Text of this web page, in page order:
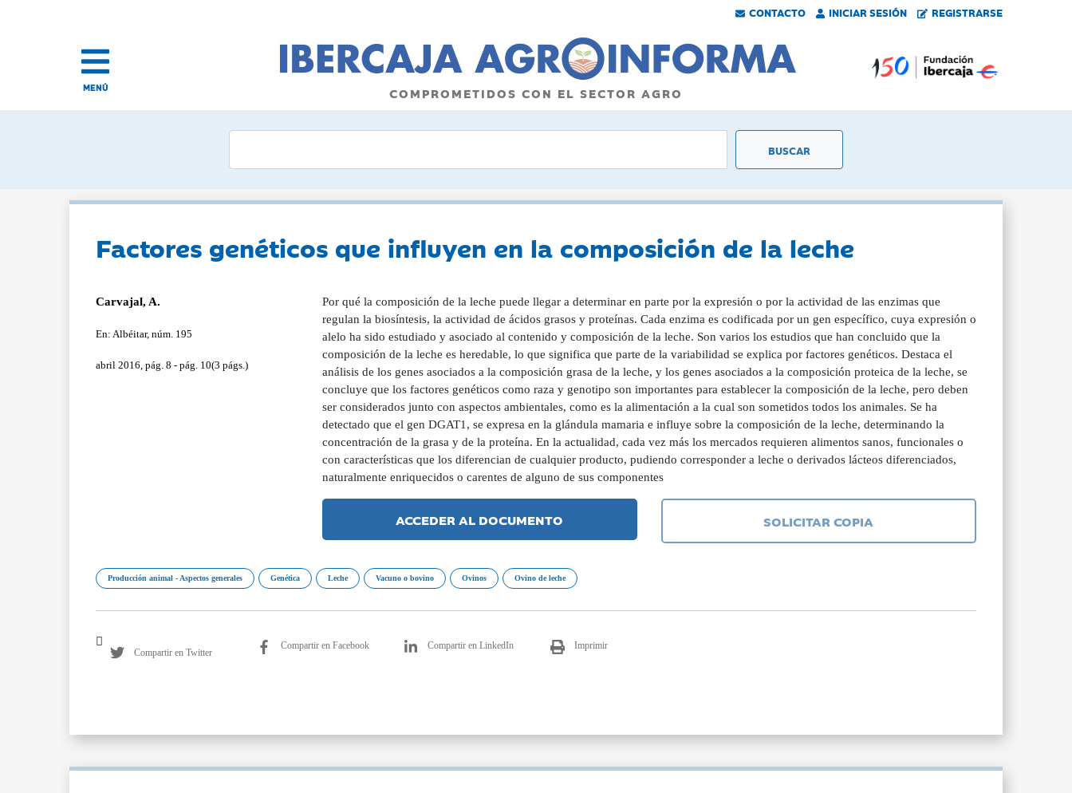
CONTACTO INICIAR SESIÓN REGISTRARSE
MENÚ COMPROMETIDOS CON EL SECTOR AGRO
Factores genéticos que influyen en la composición de la leche
Carvajal, A.
En: Albéitar, núm. 195
abril 2016, pág. 8 - pág. 10(3 págs.)
Por qué la composición de la leche puede llegar a determinar en parte por la expresión o por la actividad de las enzimas que
regulan la biosíntesis, la actividad de ácidos grasos y proteínas. Cada enzima es codificada por un gen específico, cuya expresión o
alelo ha sido estudiado y asociado al contenido y composición de la leche. Son varios los estudios que han concluido que la
composición de la leche es heredable, lo que significa que parte de la variabilidad se explica por factores genéticos. Destaca el
análisis de los genes asociados a la composición grasa de la leche, y los genes asociados a la composición proteica de la leche, se
concluye que los factores genéticos como raza y genotipo son importantes para establecer la composición de la leche, pero deben
ser considerados junto con aspectos ambientales, como es la alimentación a la cual son sometidos todos los animales. Se ha
detectado que el gen DGAT1, se expresa en la glándula mamaria e influye sobre la composición de la leche, determinando la
concentración de la grasa y de la proteína. En la actualidad, cada vez más los mercados requieren alimentos sanos, funcionales o
con características que los diferencian de cualquier producto, pudiendo corresponder a leche o derivados lácteos diferenciados,
naturalmente enriquecidos o carentes de alguno de sus componentes
ACCEDER AL DOCUMENTO SOLICITAR COPIA
Producción animal - Aspectos generales Genética Leche Vacuno o bovino Ovinos Ovino de leche
Compartir en Twitter
Compartir en Facebook Compartir en LinkedIn Imprimir